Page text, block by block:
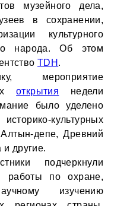
музейного дела,
в сохранении,
культурного
народа. Об этом
TDH .
мероприятие
открытия недели
было уделено
культурных
депе, Древний
другие.
подчеркнули
работы по охране,
изучению